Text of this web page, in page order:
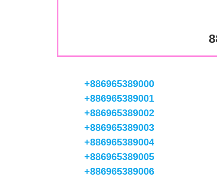
+886965389000
+886965389001
+886965389002
+886965389003
+886965389004
+886965389005
+886965389006